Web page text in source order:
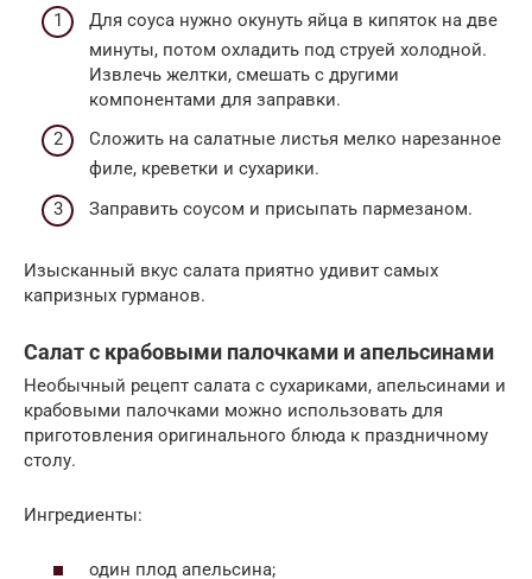
Для соуса нужно окунуть яйца в кипяток на две
минуты, потом охладить под струей холодной.
Извлечь желтки, смешать с другими
компонентами для заправки.
Сложить на салатные листья мелко нарезанное
филе, креветки и сухарики.
Заправить соусом и присыпать пармезаном.
Изысканный вкус салата приятно удивит самых
капризных гурманов.
Салат с крабовыми палочками и апельсинами
Необычный рецепт салата с сухариками, апельсинами и
крабовыми палочками можно использовать для
приготовления оригинального блюда к праздничному
столу.
Ингредиенты:
один плод апельсина;